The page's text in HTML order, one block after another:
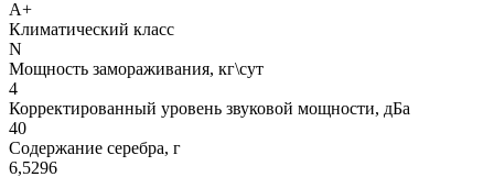
A+
Климатический класс
N
Мощность замораживания, кг\сут
4
Корректированный уровень звуковой мощности, дБа
40
Содержание серебра, г
6,5296